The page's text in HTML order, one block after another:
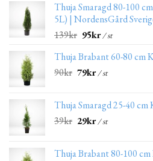
Thuja Smaragd 80-100
5L) | NordensGård
139kr 95kr/ st
Thuja Brabant 60-80 cm
90kr 79kr/ st
Thuja Smaragd 25-40
39kr 29kr/ st
Thuja Brabant 80-100